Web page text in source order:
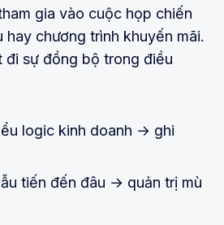
gia vào cuộc họp chiến
hay chương trình khuyến mãi.
đi sự đồng bộ trong điều
logic kinh doanh → ghi
tiến đến đâu → quản trị mù